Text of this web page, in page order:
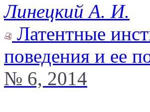
Линецкий А. И.
Латентные
поведения и ее
№ 6, 2014